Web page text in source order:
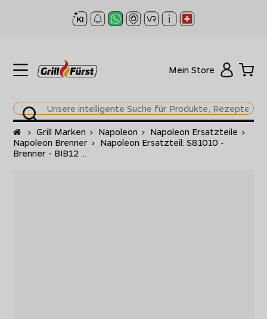
Mein Store
Startseite
> Grill Marken > Napoleon > Napoleon Ersatzteile >
Napoleon Brenner > Napoleon Ersatzteil: S81010 -
Brenner - BIB12 ...